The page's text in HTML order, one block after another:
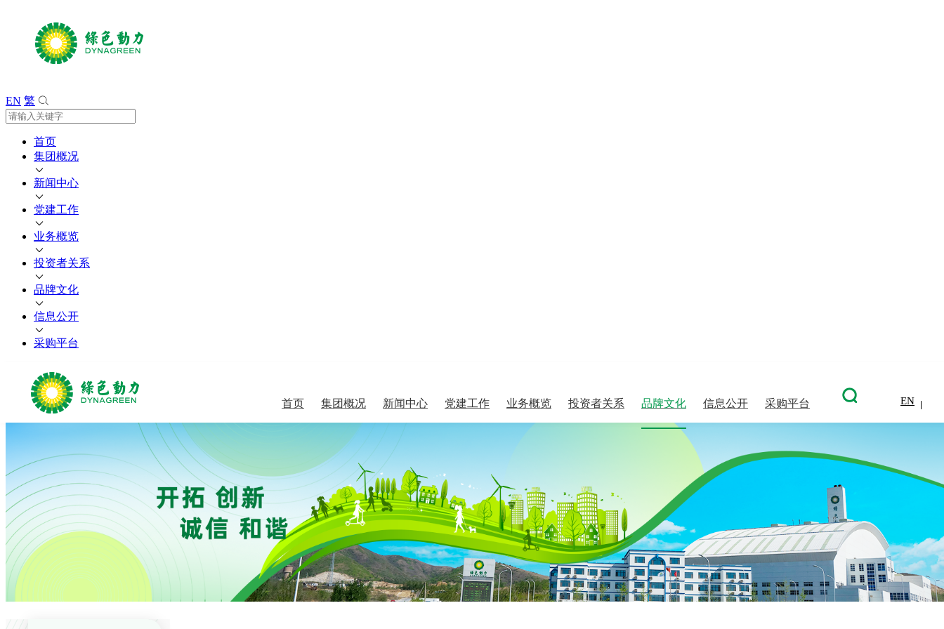
EN 繁
首页
集团概况
新闻中心
党建工作
业务概览
投资者关系
品牌文化
信息公开
采购平台
首页 集团概况
公司治理
大事记
新闻中心
行业聚焦
媒体报道
党建工作
专题专栏
监督举报
业务概览
处置
污泥处置
垃圾收（转）
运
环保特色产业
投资者关系
沟通联系
品牌文化
荣誉资质
社会责任
人才发展
信息公开
企业信息
采购平台 EN